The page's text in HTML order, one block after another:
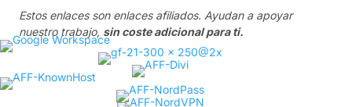
Estos enlaces son enlaces afiliados. Ayudan a apoyar
nuestro trabajo, sin coste adicional para ti.